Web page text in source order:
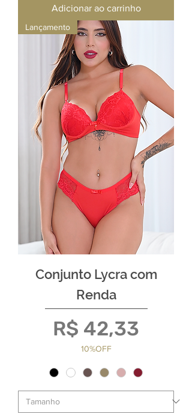
Adicionar ao carrinho
Lançamento
Conjunto Lycra com
Renda
Preço
R$ 42,33
10%OFF